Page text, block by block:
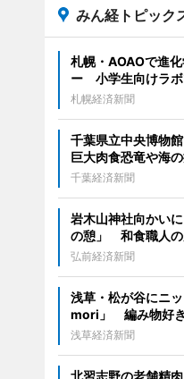
みん経トピック
札幌・AOAOで進
ー 小学生向けラボ
札幌経済新聞
千葉県立中央博物
巨大肉食恐竜や海
千葉経済新聞
岩木山神社向かい
の憩」 和食職人の
弘前経済新聞
浅草・松が谷にニ
mori」 編み物好
浅草経済新聞
北習志野の老舗精